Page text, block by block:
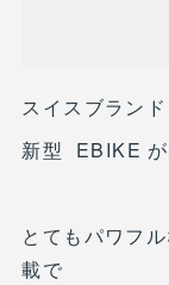
スイスブラン
新型 EBIKE が
とてもパワフ
載で